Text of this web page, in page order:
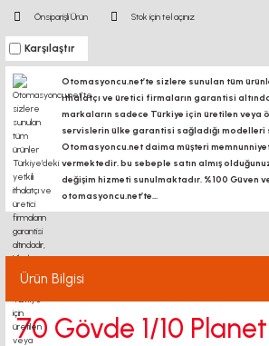
Önsiparişli Ürün Stok için tel açınız
Karşılaştır
Otomasyoncu.net’te sizlere sunulan tüm
ithalatçı ve üretici firmaların garantisi
markaların sadece Türkiye için üretilen veya
servislerin ülke garantisi sağladığı modelleri
Otomasyoncu.net daima müşteri
vermektedir. bu sebeple satın almış
değişim hizmeti sunulmaktadır. %100 Güven
otomasyoncu.net’te...
Ürün Bilgisi
70 Gövde 1/10